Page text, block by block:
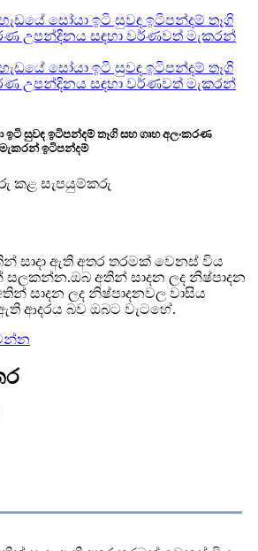
සුවඳ ඉටිපන්දම් තෑගි සහ ගෘහ අලංකරණ
ඉටිපන්දම්
සාදා ඇති අතර තරමක් වෙනස් විය
අතින් සාදන ලද නිෂ්පාදන
සාදන ලද නිෂ්පාදනවල වාසිය
ආදරය බව ඔබට වැටහේ.